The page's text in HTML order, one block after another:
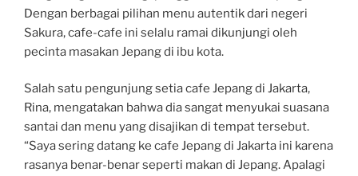
Dengan berbagai pilihan menu autentik dari negeri
Sakura, cafe-cafe ini selalu ramai dikunjungi oleh
pecinta masakan Jepang di ibu kota.
Salah satu pengunjung setia cafe Jepang di Jakarta,
Rina, mengatakan bahwa dia sangat menyukai suasana
santai dan menu yang disajikan di tempat tersebut.
“Saya sering datang ke cafe Jepang di Jakarta ini karena
rasanya benar-benar seperti makan di Jepang. Apalagi